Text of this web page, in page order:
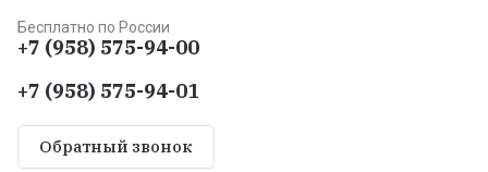
Бесплатно по России
+7 (958) 575-94-00
+7 (958) 575-94-01
Обратный звонок